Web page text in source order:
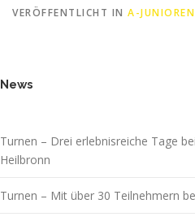
VERÖFFENTLICHT IN A-JUNIOREN
News
Turnen – Drei erlebnisreiche Tage
Heilbronn
Turnen – Mit über 30 Teilnehmern